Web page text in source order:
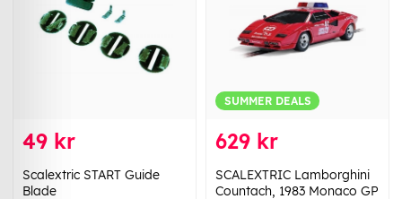
49 kr
Scalextric START Guide
Blade
SUMMER DEALS
629 kr
SCALEXTRIC Lamborghini
Countach, 1983 Monaco GP